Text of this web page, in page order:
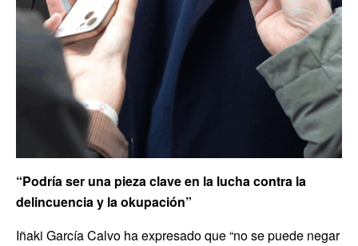
“Podría ser una pieza clave en la lucha contra la
delincuencia y la okupación”
Iñaki García Calvo ha expresado que “no se puede negar